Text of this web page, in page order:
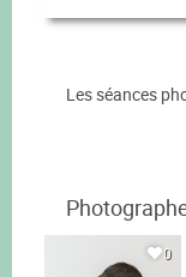
Les séances
0